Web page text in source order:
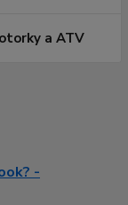
a ATV
-